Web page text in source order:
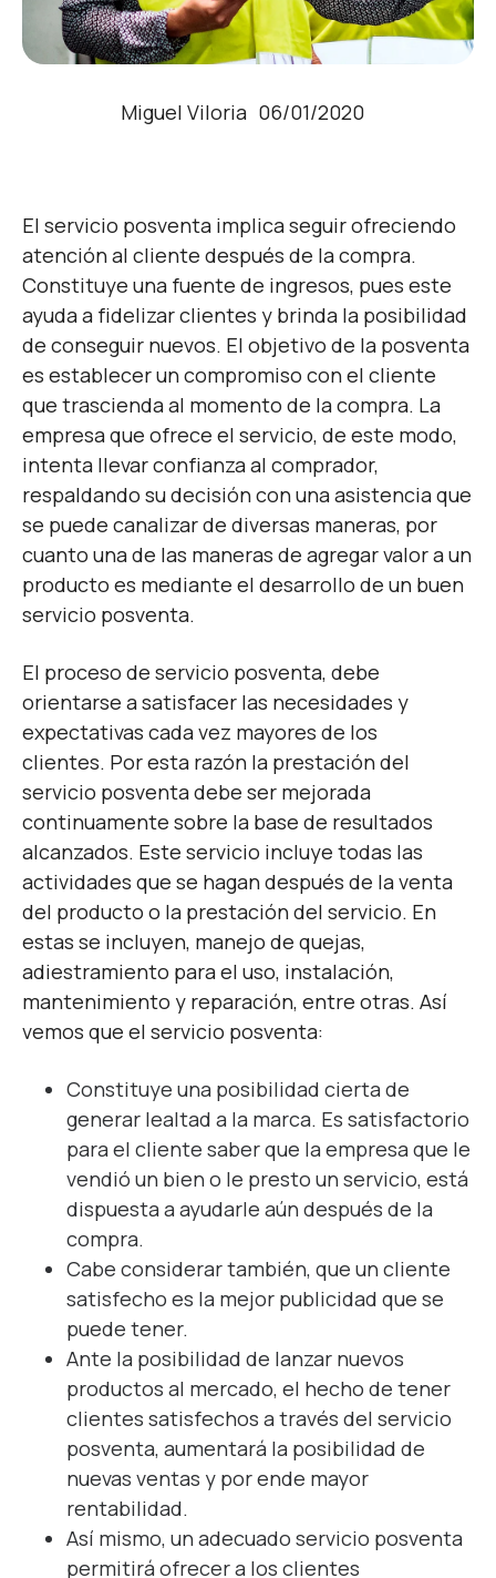
Miguel Viloria 06/01/2020
El servicio posventa implica seguir ofreciendo
atención al cliente después de la compra.
Constituye una fuente de ingresos, pues este
ayuda a fidelizar clientes y brinda la posibilidad
de conseguir nuevos. El objetivo de la posventa
es establecer un compromiso con el cliente
que trascienda al momento de la compra. La
empresa que ofrece el servicio, de este modo,
intenta llevar confianza al comprador,
respaldando su decisión con una asistencia que
se puede canalizar de diversas maneras, por
cuanto una de las maneras de agregar valor a un
producto es mediante el desarrollo de un buen
servicio posventa.
El proceso de servicio posventa, debe
orientarse a satisfacer las necesidades y
expectativas cada vez mayores de los
clientes. Por esta razón la prestación del
servicio posventa debe ser mejorada
continuamente sobre la base de resultados
alcanzados. Este servicio incluye todas las
actividades que se hagan después de la venta
del producto o la prestación del servicio. En
estas se incluyen, manejo de quejas,
adiestramiento para el uso, instalación,
mantenimiento y reparación, entre otras. Así
vemos que el servicio posventa:
Constituye una posibilidad cierta de
generar lealtad a la marca. Es satisfactorio
para el cliente saber que la empresa que le
vendió un bien o le presto un servicio, está
dispuesta a ayudarle aún después de la
compra.
Cabe considerar también, que un cliente
satisfecho es la mejor publicidad que se
puede tener.
Ante la posibilidad de lanzar nuevos
productos al mercado, el hecho de tener
clientes satisfechos a través del servicio
posventa, aumentará la posibilidad de
nuevas ventas y por ende mayor
rentabilidad.
Así mismo, un adecuado servicio posventa
permitirá ofrecer a los clientes